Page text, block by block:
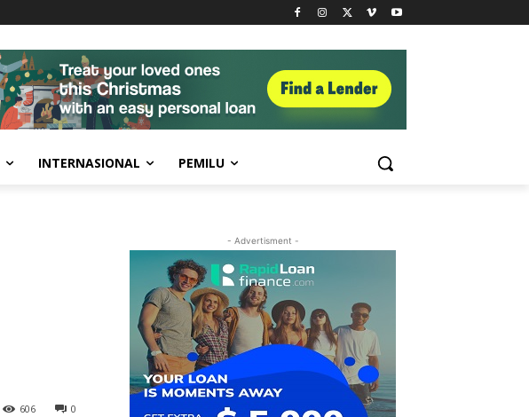
INTERNASIONAL PEMILU
0
606
- Advertisment -